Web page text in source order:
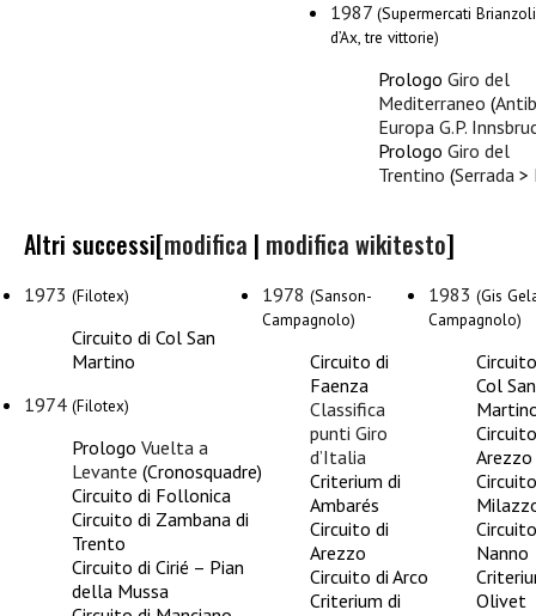
1987 (Supermercati
d’Ax, tre vittorie)
Prologo Giro del
Mediterraneo (
Europa G.P.
Prologo Giro del
Trentino (Serrada >
Altri successi[modifica | modifica wikitesto]
1973 (Filotex)
Circuito di Col San
Martino
1974 (Filotex)
Prologo Vuelta a
Levante (Cronosquadre)
Circuito di Follonica
Circuito di Zambana di
Trento
Circuito di Cirié – Pian
della Mussa
1978 (Sanson-
Campagnolo)
Circuito di
Faenza
Classifica
punti Giro
d’Italia
Criterium di
Ambarés
Circuito di
Arezzo
Circuito di Arco
Criterium di
1983 (Gis
Campagnolo)
Col San
Arezzo
Nanno
Olivet